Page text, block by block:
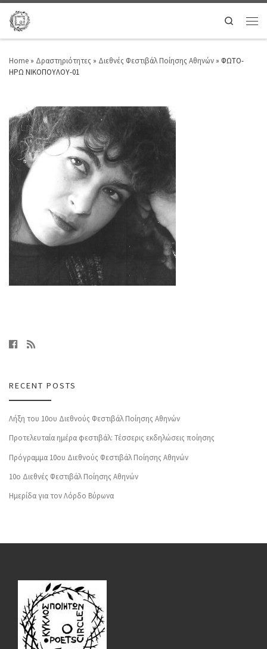
Search
Home » Δραστηριότητες » Διεθνές Φεστιβάλ Ποίησης Αθηνών » ΦΩΤΟ-
ΗΡΩ ΝΙΚΟΠΟΥΛΟΥ-01
RECENT POSTS
Λήξη του 10ου Διεθνούς Φεστιβάλ Ποίησης Αθηνών
Προτελευταία ημέρα φεστιβάλ: Τέσσερις εκδηλώσεις ποίησης
Πρόγραμμα 10ου Διεθνούς Φεστιβάλ Ποίησης Αθηνών
10o Διεθνές Φεστιβάλ Ποίησης Αθηνών
Ημερίδα για τον Λόρδο Βύρωνα